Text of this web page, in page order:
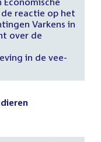
reactie op het
Varkens in
over de
in de vee-